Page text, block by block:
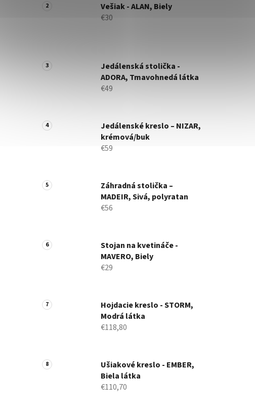
Vešiak - ALAN, Biely
€30
Jedálenská stolička -
ADORA, Tmavohnedá látka
€49
Jedálenské kreslo – NIZAR,
krémová/buk
€59
Záhradná stolička –
MADEIR, Sivá, polyratan
€56
Stojan na kvetináče -
MAVERO, Biely
€29
Hojdacie kreslo - STORM,
Modrá látka
€118,80
Ušiakové kreslo - EMBER,
Biela látka
€110,70